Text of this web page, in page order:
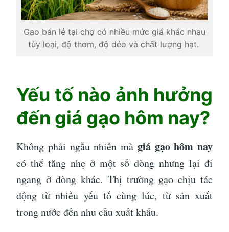
Gạo bán lẻ tại chợ có nhiều mức giá khác nhau
tùy loại, độ thơm, độ dẻo và chất lượng hạt.
Yếu tố nào ảnh hưởng
đến giá gạo hôm nay?
Không phải ngẫu nhiên mà giá gạo hôm nay
có thể tăng nhẹ ở một số dòng nhưng lại đi
ngang ở dòng khác. Thị trường gạo chịu tác
động từ nhiều yếu tố cùng lúc, từ sản xuất
trong nước đến nhu cầu xuất khẩu.